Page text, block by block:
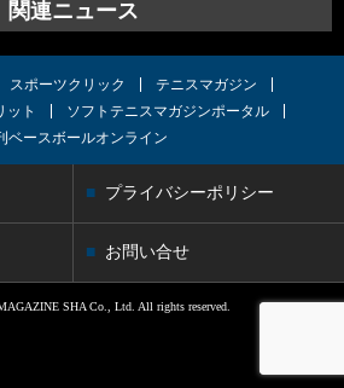
関連ニュース
スポーツクリック
テニスマガジン
ット
ソフトテニスマガジンポータル
ベースボールオンライン
プライバシーポリシー
お問い合せ
SHA Co., Ltd. All rights reserved.